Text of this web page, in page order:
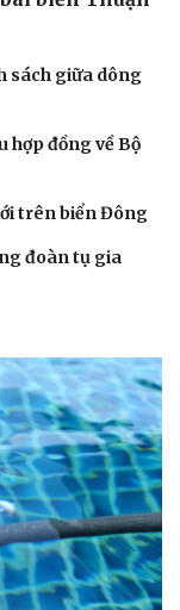
sách giữa dông
hợp đồng về Bộ
trên biển Đông
đoàn tụ gia